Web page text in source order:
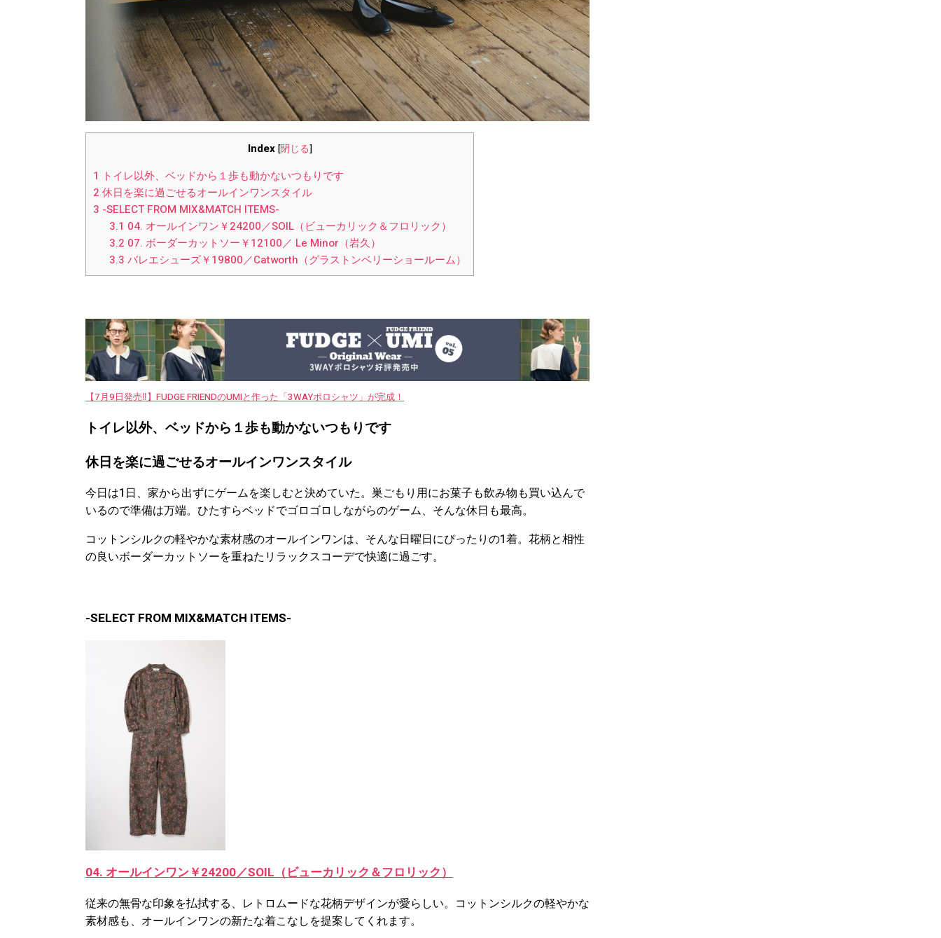
Index [閉じる]
1 トイレ以外、ベッドから１歩も動かないつもりです
2 休日を楽に過ごせるオールインワンスタイル
3 -SELECT FROM MIX&MATCH ITEMS-
3.1 04. オールインワン￥24200／SOIL（ビューカリック＆フロリック）
3.2 07. ボーダーカットソー￥12100／ Le Minor（岩久）
3.3 バレエシューズ￥19800／Catworth（グラストンベリーショールーム）
【7月9日発売‼︎】FUDGE FRIENDのUMIと作った「3WAYポロシャツ」が完成！
トイレ以外、ベッドから１歩も動かないつもりです
休日を楽に過ごせるオールインワンスタイル
今日は1日、家から出ずにゲームを楽しむと決めていた。巣ごもり用にお菓子も飲み物も買い込んで
いるので準備は万端。ひたすらベッドでゴロゴロしながらのゲーム、そんな休日も最高。
コットンシルクの軽やかな素材感のオールインワンは、そんな日曜日にぴったりの1着。花柄と相性
の良いボーダーカットソーを重ねたリラックスコーデで快適に過ごす。
-SELECT FROM MIX&MATCH ITEMS-
04. オールインワン￥24200／SOIL（ビューカリック＆フロリック）
従来の無骨な印象を払拭する、レトロムードな花柄デザインが愛らしい。コットンシルクの軽やかな
素材感も、オールインワンの新たな着こなしを提案してくれます。